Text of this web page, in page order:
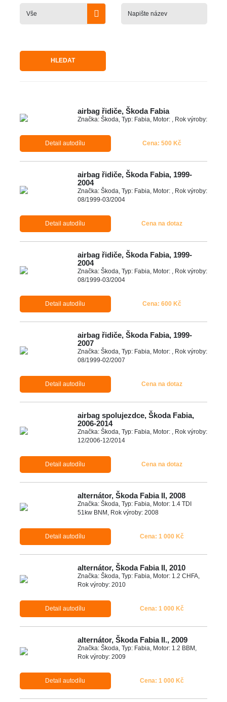
HLEDAT
airbag řidiče, Škoda Fabia
Značka: Škoda, Typ: Fabia, Motor: , Rok výroby:
Detail autodílu Cena: 500 Kč
airbag řidiče, Škoda Fabia, 1999-
2004
Značka: Škoda, Typ: Fabia, Motor: , Rok výroby:
08/1999-03/2004
Detail autodílu Cena na dotaz
airbag řidiče, Škoda Fabia, 1999-
2004
Značka: Škoda, Typ: Fabia, Motor: , Rok výroby:
08/1999-03/2004
Detail autodílu Cena: 600 Kč
airbag řidiče, Škoda Fabia, 1999-
2007
Značka: Škoda, Typ: Fabia, Motor: , Rok výroby:
08/1999-02/2007
Detail autodílu Cena na dotaz
airbag spolujezdce, Škoda Fabia,
2006-2014
Značka: Škoda, Typ: Fabia, Motor: , Rok výroby:
12/2006-12/2014
Detail autodílu Cena na dotaz
alternátor, Škoda Fabia II, 2008
Značka: Škoda, Typ: Fabia, Motor: 1.4 TDI
51kw BNM, Rok výroby: 2008
Detail autodílu Cena: 1 000 Kč
alternátor, Škoda Fabia II, 2010
Značka: Škoda, Typ: Fabia, Motor: 1.2 CHFA,
Rok výroby: 2010
Detail autodílu Cena: 1 000 Kč
alternátor, Škoda Fabia II., 2009
Značka: Škoda, Typ: Fabia, Motor: 1.2 BBM,
Rok výroby: 2009
Detail autodílu Cena: 1 000 Kč